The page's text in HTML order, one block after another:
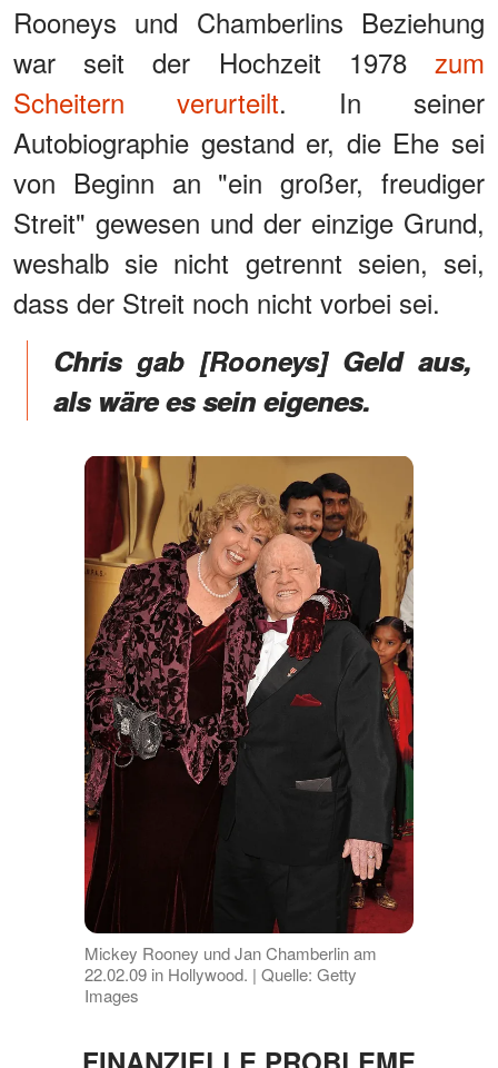
Rooneys und Chamberlins Beziehung
war seit der Hochzeit 1978 zum
Scheitern verurteilt. In seiner
Autobiographie gestand er, die Ehe sei
von Beginn an "ein großer, freudiger
Streit" gewesen und der einzige Grund,
weshalb sie nicht getrennt seien, sei,
dass der Streit noch nicht vorbei sei.
Chris gab [Rooneys] Geld aus,
als wäre es sein eigenes.
Mickey Rooney und Jan Chamberlin am
22.02.09 in Hollywood. | Quelle: Getty
Images